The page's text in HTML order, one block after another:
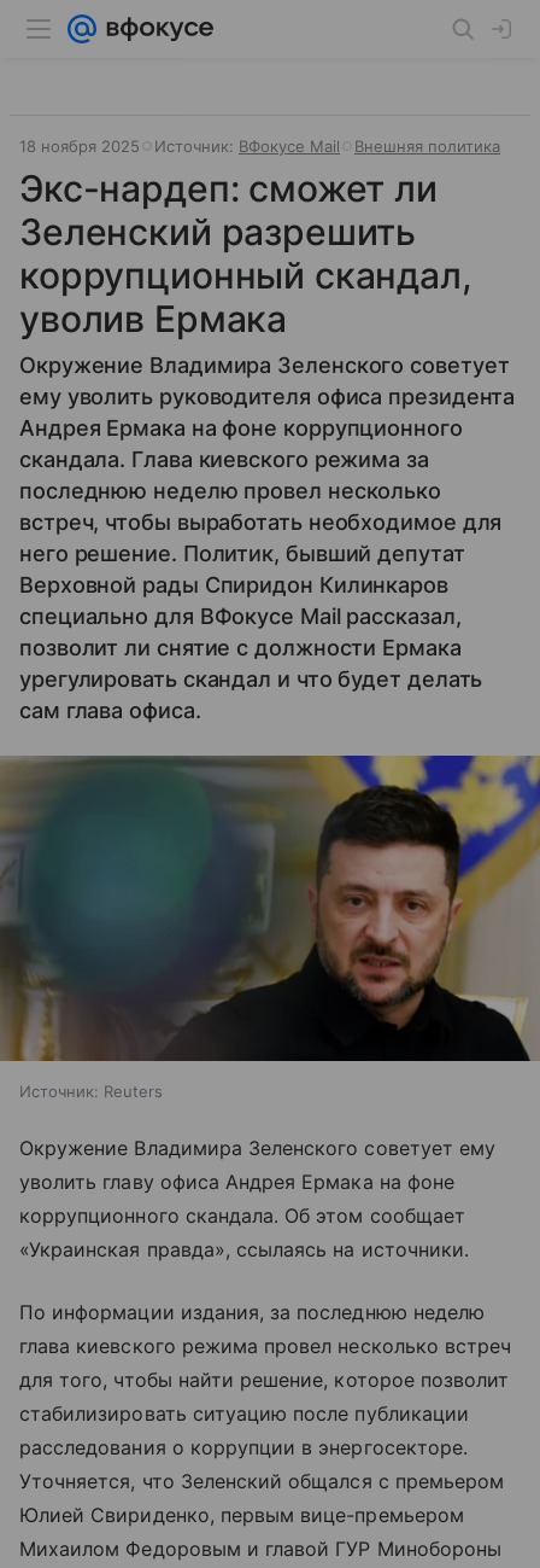
18 ноября 2025 Источник: ВФокусе Mail Внешняя политика
Экс-нардеп: сможет ли
Зеленский разрешить
коррупционный скандал,
уволив Ермака
Окружение Владимира Зеленского советует
ему уволить руководителя офиса президента
Андрея Ермака на фоне коррупционного
скандала. Глава киевского режима за
последнюю неделю провел несколько
встреч, чтобы выработать необходимое для
него решение. Политик, бывший депутат
Верховной рады Спиридон Килинкаров
специально для ВФокусе Mail рассказал,
позволит ли снятие с должности Ермака
урегулировать скандал и что будет делать
сам глава офиса.
Источник: Reuters
Окружение Владимира Зеленского советует ему
уволить главу офиса Андрея Ермака на фоне
коррупционного скандала. Об этом сообщает
«Украинская правда», ссылаясь на источники.
По информации издания, за последнюю неделю
глава киевского режима провел несколько встреч
для того, чтобы найти решение, которое позволит
стабилизировать ситуацию после публикации
расследования о коррупции в энергосекторе.
Уточняется, что Зеленский общался с премьером
Юлией Свириденко, первым вице-премьером
Михаилом Федоровым и главой ГУР Минобороны